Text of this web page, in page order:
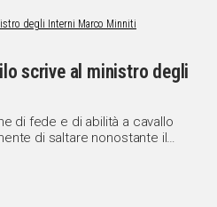
scrive al ministro degli
di fede e di abilità a cavallo
di saltare nonostante il
organizzatore abbiano
previste dalla normativa...